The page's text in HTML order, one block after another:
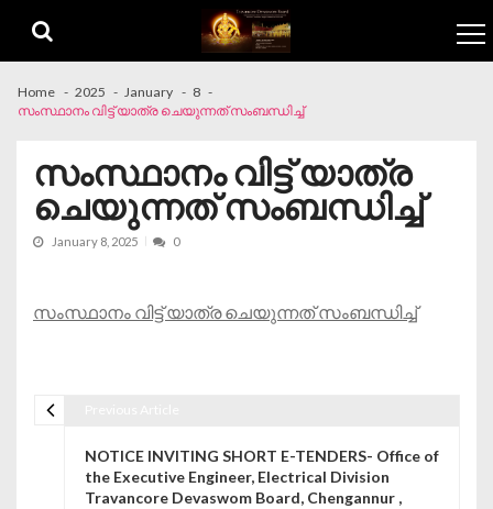
Home 2025 January
8
സംസ്ഥാനം വിട്ട് യാത്ര ചെയുന്നത് സംബന്ധിച്ച്
സംസ്ഥാനം വിട്ട് യാത്ര
ചെയുന്നത് സംബന്ധിച്ച്
January 8, 2025 0
സംസ്ഥാനം വിട്ട് യാത്ര ചെയുന്നത് സംബന്ധിച്ച്
NOTICE INVITING SHORT E-TENDERS- Office of
the Executive Engineer, Electrical Division
Travancore Devaswom Board, Chengannur ,